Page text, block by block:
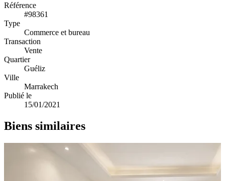
Référence
#98361
Type
Commerce et bureau
Transaction
Vente
Quartier
Guéliz
Ville
Marrakech
Publié le
15/01/2021
Biens similaires